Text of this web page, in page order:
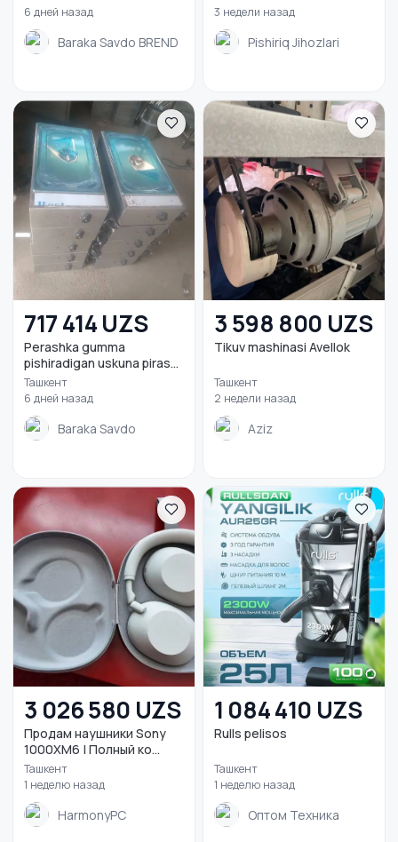
6 дней назад
Baraka Savdo BREND
3 недели назад
Pishiriq Jihozlari
717 414 UZS
Perashka gumma
pishiradigan uskuna piras...
Ташкент
6 дней назад
Baraka Savdo
3 598 800 UZS
Tikuv mashinasi Avellok
Ташкент
2 недели назад
Aziz
3 026 580 UZS
Продам наушники Sony
1000XM6 | Полный ко...
Ташкент
1 неделю назад
HarmonyPC
1 084 410 UZS
Rulls pelisos
Ташкент
1 неделю назад
Оптом Техника